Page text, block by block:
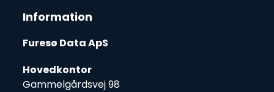
Information
Furesø Data ApS
Hovedkontor
Gammelgårdsvej 98